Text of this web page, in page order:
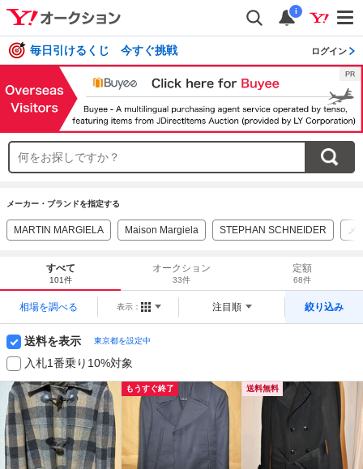
i
毎日引けるくじ 今すぐ挑戦 ログイン
メーカー・ブランドを指定する
MARTIN MARGIELA Maison Margiela STEPHAN SCHNEIDER メ
すべて
101件
オークション
33件
定額
68件
相場を調べる 表示： 注目順 絞り込み
送料を表示 東京都を設定中
入札1番乗り10%対象
もうすぐ終了 送料無料